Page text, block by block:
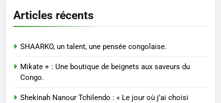
Articles récents
SHAARKO, un talent, une pensée congolaise.
Mikate + : Une boutique de beignets aux saveurs du
Congo.
Shekinah Nanour Tchilendo : « Le jour où j’ai choisi